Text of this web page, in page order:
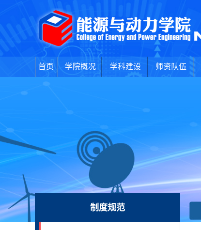
首页 学院概况 学科建设 师资队伍
制度规范